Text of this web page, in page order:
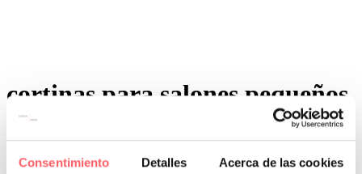
Consentimiento Detalles Acerca de las cookies
cortinas para salones pequeños